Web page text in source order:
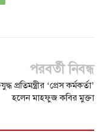
পরবর্তী নিবন্ধ
প্রতিমন্ত্রীর ‘প্রেস কর্মকর্তা’
হলেন মাহফুজ কবির মুক্তা